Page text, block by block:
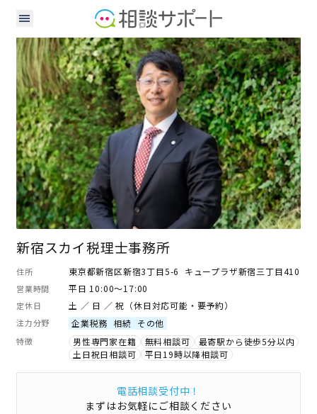
税理士
新宿スカイ税理士事務所
住所 東京都新宿区新宿3丁目5-6 キュープラザ新宿三丁目410
営業時間 平日 10:00～17:00
定休日 土 ／ 日 ／ 祝（休日対応可能・要予約）
注力分野 企業税務 相続 その他
特徴 男性専門家在籍 無料相談可
最寄駅から徒歩5分以内
土日祝日相談可
平日19時以降相談可
電話相談受付中！
まずはお気軽にご相談ください